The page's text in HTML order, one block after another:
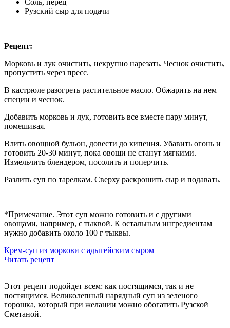
Соль, перец
Рузский сыр для подачи
Рецепт:
Морковь и лук очистить, некрупно нарезать. Чеснок очистить,
пропустить через пресс.
В кастрюле разогреть растительное масло. Обжарить на нем
специи и чеснок.
Добавить морковь и лук, готовить все вместе пару минут,
помешивая.
Влить овощной бульон, довести до кипения. Убавить огонь и
готовить 20-30 минут, пока овощи не станут мягкими.
Измельчить блендером, посолить и поперчить.
Разлить суп по тарелкам. Сверху раскрошить сыр и подавать.
*Примечание. Этот суп можно готовить и с другими
овощами, например, с тыквой. К остальным ингредиентам
нужно добавить около 100 г тыквы.
Крем-суп из моркови с адыгейским сыром
Читать рецепт
Этот рецепт подойдет всем: как постящимся, так и не
постящимся. Великолепный нарядный суп из зеленого
горошка, который при желании можно обогатить Рузской
Сметаной.